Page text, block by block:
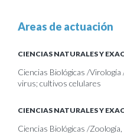
Areas de actuación
CIENCIAS NATURALES Y
Ciencias Biológicas /
virus; cultivos celulares
CIENCIAS NATURALES Y
Ciencias Biológicas /